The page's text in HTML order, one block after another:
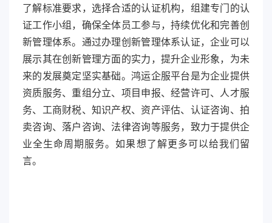
了解标准要求，选择合适的认证机构，组建专门的认
证工作小组，确保全体员工参与，持续优化和完善创
新管理体系。通过办理创新管理体系认证，企业可以
展示其在创新管理方面的实力，提升企业形象，为未
来的发展奠定坚实基础。鸿运企服平台是为企业提供
资质服务、重组分立、项目申报、经营许可、人才服
务、工商财税、知识产权、资产评估、认证咨询、拍
卖咨询、落户咨询、法律咨询等服务，致力于提供企
业全生命周期服务。如果想了解更多可以给我们留
言。